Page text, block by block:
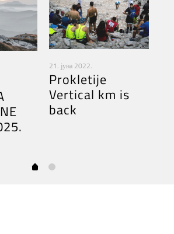
21. јуна 2022.
Prokletije
Vertical km is
back